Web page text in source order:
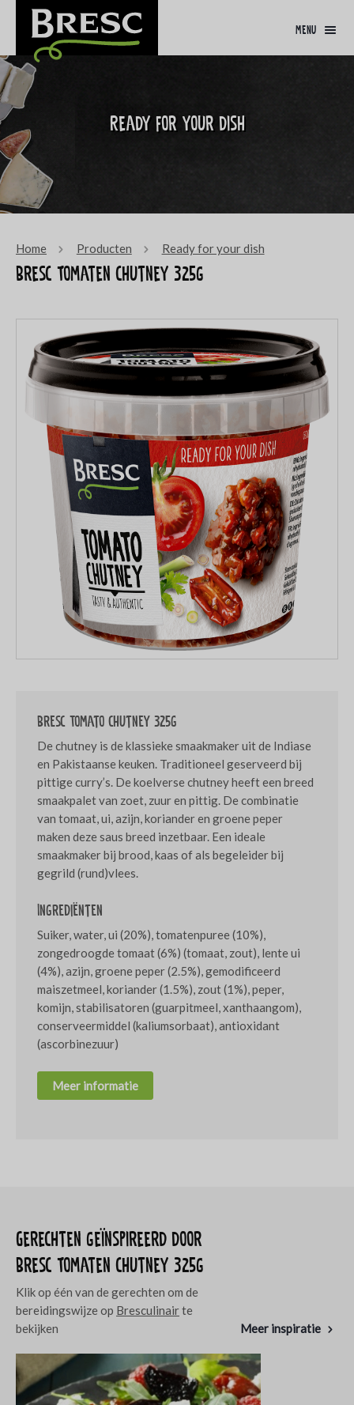
menu
Ready for your dish
Home Producten Ready for your dish
Bresc Tomaten chutney 325g
Bresc Tomato chutney 325g
De chutney is de klassieke smaakmaker uit de Indiase
en Pakistaanse keuken. Traditioneel geserveerd bij
pittige curry’s. De koelverse chutney heeft een breed
smaakpalet van zoet, zuur en pittig. De combinatie
van tomaat, ui, azijn, koriander en groene peper
maken deze saus breed inzetbaar. Een ideale
smaakmaker bij brood, kaas of als begeleider bij
gegrild (rund)vlees.
Ingrediënten
Suiker, water, ui (20%), tomatenpuree (10%),
zongedroogde tomaat (6%) (tomaat, zout), lente ui
(4%), azijn, groene peper (2.5%), gemodificeerd
maiszetmeel, koriander (1.5%), zout (1%), peper,
komijn, stabilisatoren (guarpitmeel, xanthaangom),
conserveermiddel (kaliumsorbaat), antioxidant
(ascorbinezuur)
Meer informatie
Gerechten geïnspireerd door
Bresc Tomaten chutney 325g
Klik op één van de gerechten om de
bereidingswijze op Bresculinairte
bekijken
Meer inspiratie